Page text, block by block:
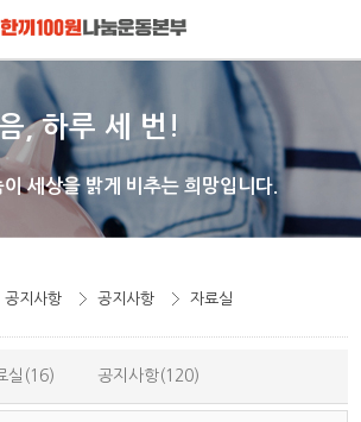
, 하루 세 번!
세상을 밝게 비추는 희망입니다.
공지사항 공지사항 자료실
실(16) 공지사항(120)